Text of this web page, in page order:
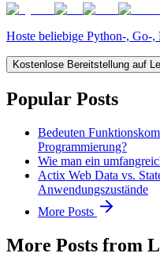
Hoste beliebige Python-, Go-,
Kostenlose Bereitstellung auf
Popular Posts
Bedeuten
Programmierung?
Wie man ein
Actix Web Data vs.
Anwendungszustände
More Posts
More Posts from